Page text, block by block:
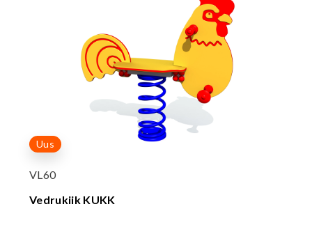
Uus
VL60
Vedrukiik KUKK